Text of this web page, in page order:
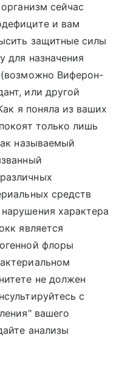
сейчас
и вам
защитные силы
для назначения
(возможно Виферон-
или другой
я поняла из ваших
только лишь
называемый
средств
характера
является
флоры
не должен
с
вашего
анализы